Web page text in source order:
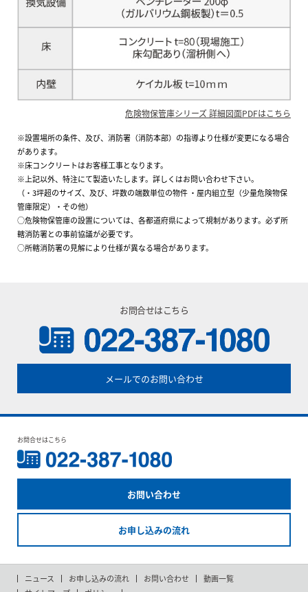
危険物保管庫シリーズ 詳細図面PDFはこちら
※設置場所の条件、及び、消防署（消防本部）の指導より仕様が変更になる場合
があります。
※床コンクリートはお客様工事となります。
※上記以外、特注にて製造いたします。詳しくはお問い合わせ下さい。
（・3坪超のサイズ、及び、坪数の端数単位の物件 ・屋内組立型（少量危険物保
管庫限定）・その他）
○危険物保管庫の設置については、各都道府県によって規制があります。必ず所
轄消防署との事前協議が必要です。
○所轄消防署の見解により仕様が異なる場合があります。
お問合せはこちら
メールでのお問い合わせ
お問合せはこちら
お問い合わせ
お申し込みの流れ
ニュース お申し込みの流れ お問い合わせ
動画一覧